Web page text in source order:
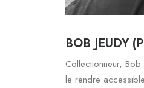
BOB JEUDY
Collectionneur,
le rendre